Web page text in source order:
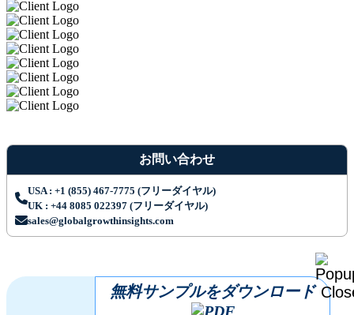
お問い合わせ
USA : +1 (855) 467-7775 (フリーダイヤル)
UK : +44 8085 022397 (フリーダイヤル)
sales@globalgrowthinsights.com
無料サンプルをダウンロード